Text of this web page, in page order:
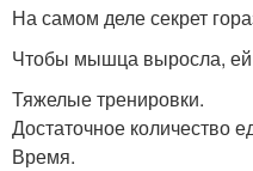
На самом деле секрет
Чтобы мышца выросла,
Тяжелые тренировки.
Достаточное количество
Время.